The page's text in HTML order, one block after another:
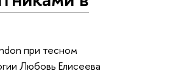
при тесном
Любовь Елисеева